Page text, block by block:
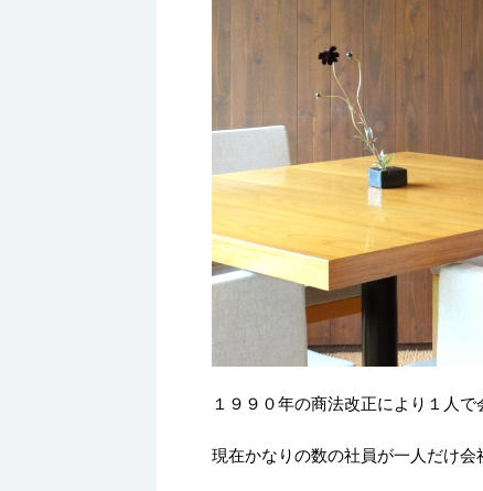
１９９０年の商法改正により１人で
現在かなりの数の社員が一人だけ会